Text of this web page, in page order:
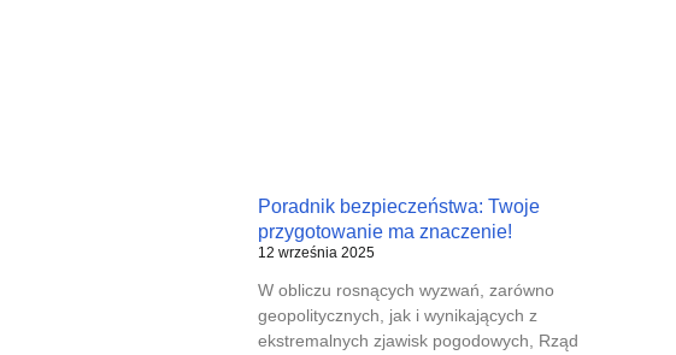
Poradnik bezpieczeństwa: Twoje
przygotowanie ma znaczenie!
12 września 2025
W obliczu rosnących wyzwań, zarówno
geopolitycznych, jak i wynikających z
ekstremalnych zjawisk pogodowych, Rząd